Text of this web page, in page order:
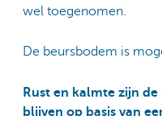
wel toegenomen.
De beursbodem is
Rust en kalmte zijn de
blijven op basis van